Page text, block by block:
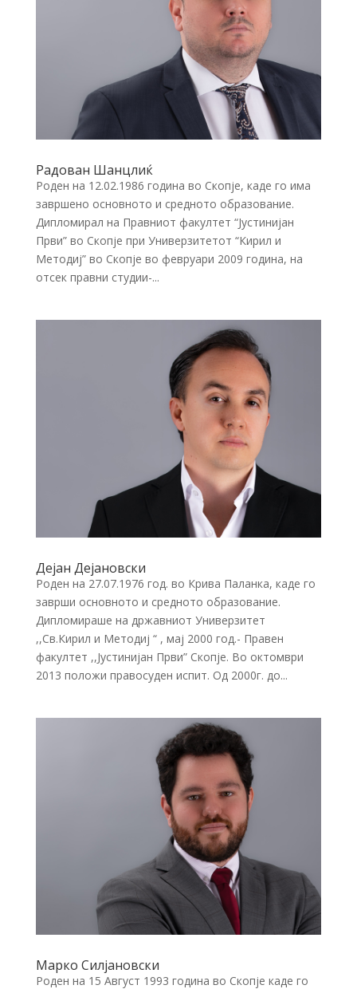
Радован Шанцлиќ
Роден на 12.02.1986 година во Скопје, каде го има
завршено основното и средното образование.
Дипломирал на Правниот факултет “Јустинијан
Први” во Скопје при Универзитетот “Кирил и
Методиј” во Скопје во февруари 2009 година, на
отсек правни студии-...
Дејан Дејановски
Роден на 27.07.1976 год. во Крива Паланка, каде го
заврши основното и средното образование.
Дипломираше на државниот Универзитет
,,Св.Кирил и Методиј “ , мај 2000 год.- Правен
факултет ,,Јустинијан Први” Скопје. Во октомври
2013 положи правосуден испит. Од 2000г. до...
Марко Силјановски
Роден на 15 Август 1993 година во Скопје каде го